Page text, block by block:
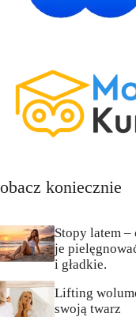
koniecznie
Stopy latem
je
i gładkie.
Lifting
swoją twarz